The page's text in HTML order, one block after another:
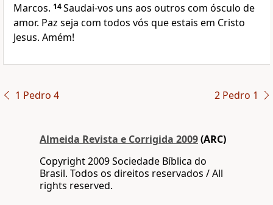
Marcos. 14Saudai-vos uns aos outros com ósculo de
amor. Paz seja com todos vós que estais em Cristo
Jesus. Amém!
1 Pedro 4 2 Pedro 1
Almeida Revista e Corrigida 2009(ARC)
Copyright 2009 Sociedade Bíblica do
Brasil. Todos os direitos reservados / All
rights reserved.